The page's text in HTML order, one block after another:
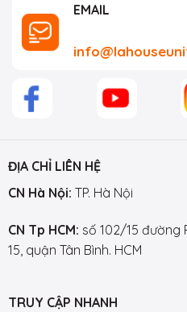
EMAIL
ĐỊA CHỈ LIÊN HỆ
CN Hà Nội: TP. Hà Nội
CN Tp HCM: số 102/15 đường
15, quận Tân Bình. HCM
TRUY CẬP NHANH